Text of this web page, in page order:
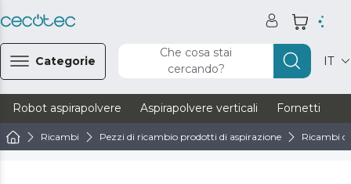
Categorie
Che cosa stai
cercando?
IT
Robot aspirapolvere Aspirapolvere verticali Fornetti
Ricambi Pezzi di ricambio prodotti di aspirazione Ricambi